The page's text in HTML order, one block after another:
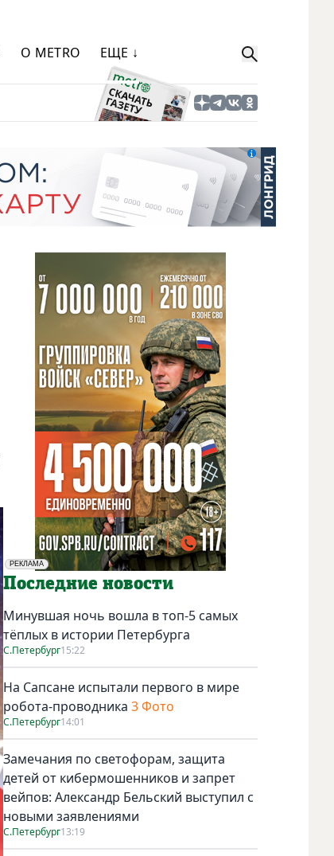
О METRO ЕЩЕ ↓
РЕКЛАМА
Социальная реклама
Последние новости
Минувшая ночь вошла в топ-5 самых
тёплых в истории Петербурга
С.Петербург15:22
На Сапсане испытали первого в мире
робота-проводника 3 Фото
С.Петербург14:01
Замечания по светофорам, защита
детей от кибермошенников и запрет
вейпов: Александр Бельский выступил с
новыми заявлениями
С.Петербург13:19